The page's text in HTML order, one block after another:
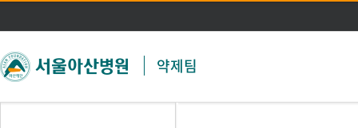
주메뉴 바로가기
본문 바로가기
약제팀